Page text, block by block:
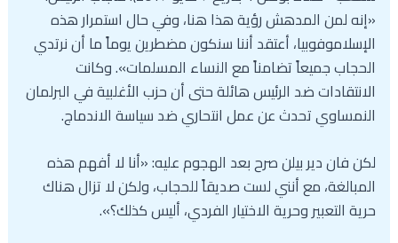
«إنه لمن المدهش رؤية هذا هنا، وفي حال استمرار هذه
الإسلاموفوبيا، أعتقد أننا سنكون مضطرين يوماً ما أن نرتدي
الحجاب جميعاً تضامناً مع النساء المسلمات». وكانت
الانتقادات ضد الرئيس هائلة حتى أن حزب الأغلبية في البرلمان
النمساوي تحدث عن عمل انتحاري ضد سياسة الاندماج.
لكن فان دير بيلن صرح بعد الهجوم عليه: «أنا لا أفهم هذه
المبالغة، مع أنني لست صديقاً للحجاب، ولكن لا تزال هناك
حرية التعبير وحرية الاختيار الفردي، أليس كذلك؟».